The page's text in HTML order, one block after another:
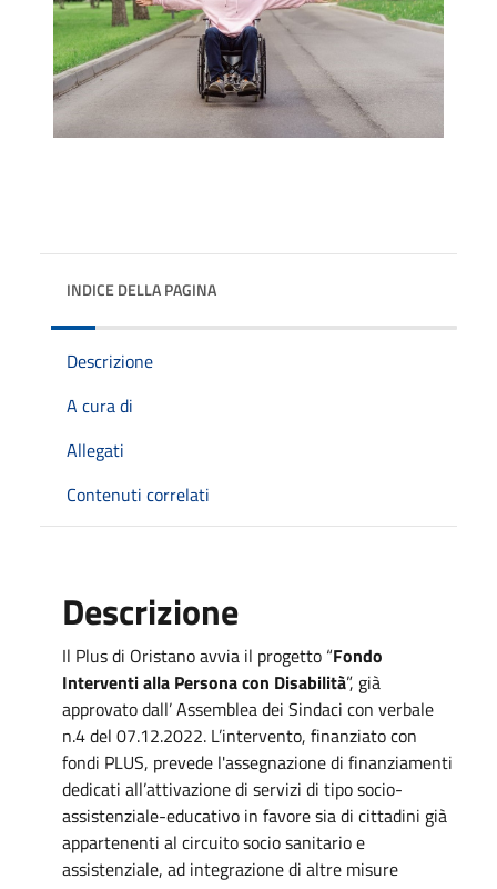
INDICE DELLA PAGINA
Descrizione
A cura di
Allegati
Contenuti correlati
Descrizione
Il Plus di Oristano avvia il progetto “Fondo
Interventi alla Persona con Disabilità”, già
approvato dall’ Assemblea dei Sindaci con verbale
n.4 del 07.12.2022. L’intervento, finanziato con
fondi PLUS, prevede l'assegnazione di finanziamenti
dedicati all’attivazione di servizi di tipo socio-
assistenziale-educativo in favore sia di cittadini già
appartenenti al circuito socio sanitario e
assistenziale, ad integrazione di altre misure